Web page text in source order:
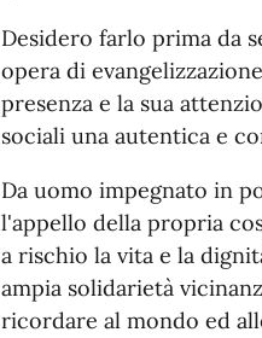
Desidero farlo prima da
opera di
presenza e la sua
sociali una autentica e
Da uomo impegnato in
l'appello della propria
a rischio la vita e la
ampia solidarietà
ricordare al mondo ed